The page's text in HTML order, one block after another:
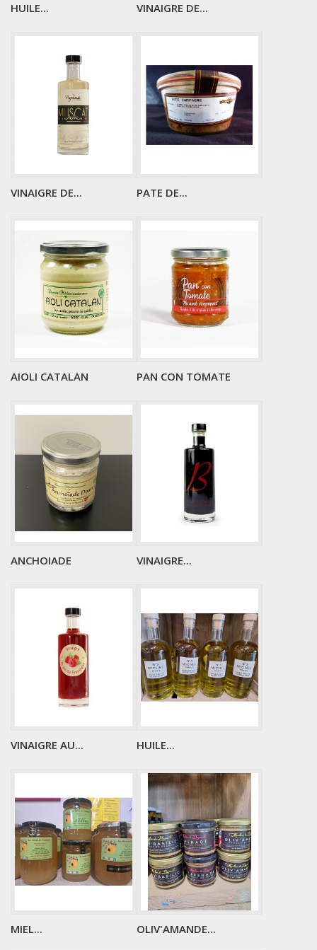
HUILE... VINAIGRE DE...
VINAIGRE DE... PATE DE...
AIOLI CATALAN PAN CON TOMATE
ANCHOIADE VINAIGRE...
VINAIGRE AU... HUILE...
MIEL... OLIV'AMANDE...